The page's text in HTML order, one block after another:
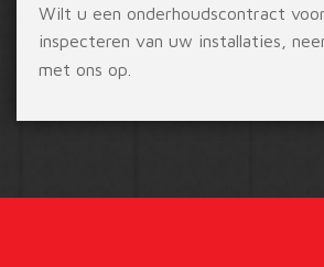
Wilt u een onderhoudscontract
inspecteren van uw installaties,
met ons op.